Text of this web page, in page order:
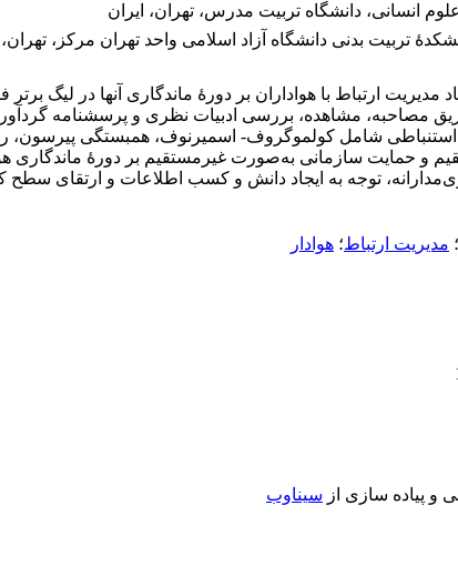
انسانی، دانشگاه تربیت مدرس، تهران، ایران
تربیت ‌بدنی دانشگاه آزاد اسلامی واحد تهران مرکز، تهران،
ارتباط با هواداران بر دورۀ ماندگاری آنها در لیگ
توجه به ایجاد دانش و کسب اطلاعات و ارتقای سطح
؛ مدیریت ارتباط؛ هوادار
و پیاده سازی از سیناوب